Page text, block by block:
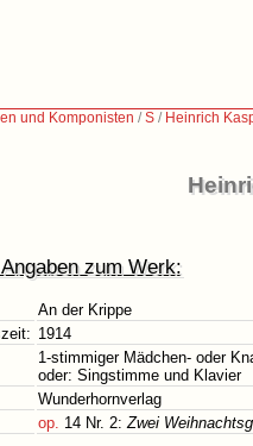
und Komponisten /S / Heinrich
zum Werk:
An der Krippe
1914
1-stimmiger Mädchen- oder
oder: Singstimme und Klavier
Wunderhornverlag
op. 14 Nr. 2:Zwei